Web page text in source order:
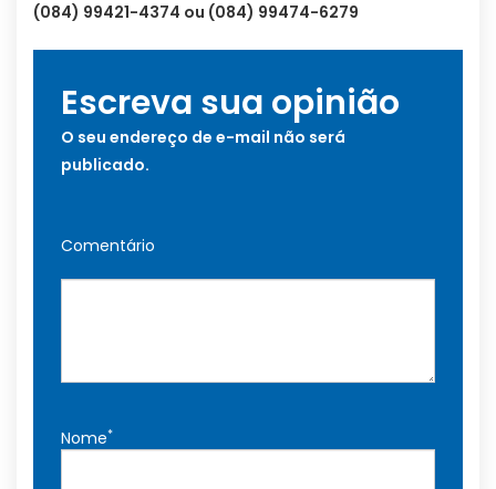
(084) 99421-4374 ou (084) 99474-6279
Escreva sua opinião
O seu endereço de e-mail não será
publicado.
Comentário
Nome*